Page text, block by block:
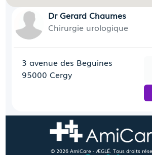
Dr Gerard Chaumes
Chirurgie urologique
3 avenue des Beguines
95000 Cergy
© 2026 AmiCare - ÆGLÉ. Tous droits